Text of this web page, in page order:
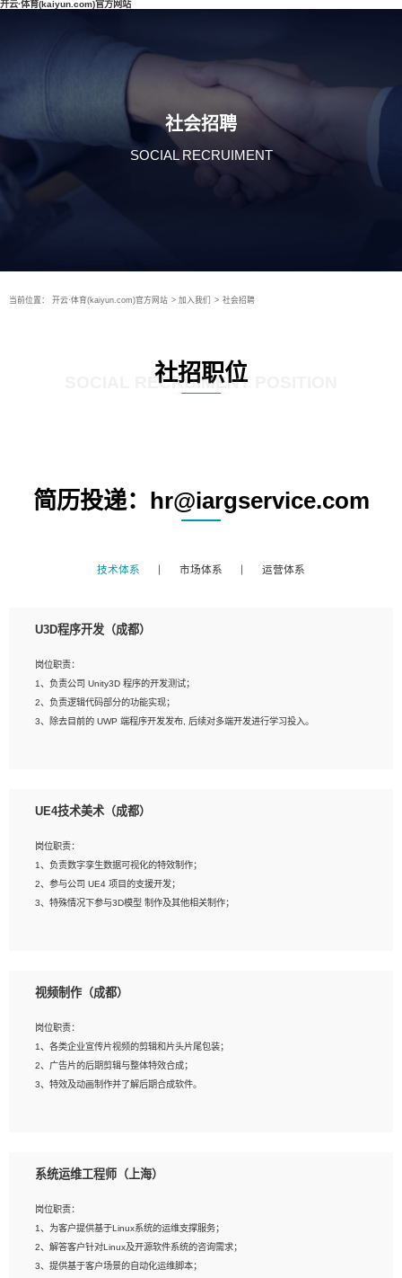
开云·体育(kaiyun.com)官方网站
社会招聘
SOCIAL RECRUIMENT
当前位置： 开云·体育(kaiyun.com)官方网站 > 加入我们 > 社会招聘
社招职位
SOCIAL RECRUIMENT POSITION
简历投递：hr@iargservice.com
技术体系 市场体系 运营体系
U3D程序开发（成都）
岗位职责：
1、负责公司 Unity3D 程序的开发测试；
2、负责逻辑代码部分的功能实现；
3、除去目前的 UWP 端程序开发发布, 后续对多端开发进行学习投入。
2、熟练掌握 Unity3D 程序开发，精通 C# 语言开发；
4、有良好的沟通能力和团队合作意识；
5、开发过 HoloLens 程序者优先。
UE4技术美术（成都）
岗位职责：
1、负责数字孪生数据可视化的特效制作；
2、参与公司 UE4 项目的支援开发；
3、特殊情况下参与3D模型 制作及其他相关制作；
上；
3、想象力丰富, 有一定的艺术审美深度；
4、有良好的场景特效搭建功底；
5、熟悉 3Ds Max 或者 Maya；
6、有良好的沟通能力和团队合作意识；
视频制作（成都）
岗位职责：
1、各类企业宣传片视频的剪辑和片头片尾包装；
2、广告片的后期剪辑与整体特效合成；
3、特效及动画制作并了解后期合成软件。
2、熟练使用After Effect、Photo Shop、熟练掌握视频剪辑和特效包装软件；
4、在剪辑上会思考，有一定编导思维；
5、踏实， 勤奋，愿意在工作中不断学习，提高自我；
6、能与同事友好相处。
系统运维工程师（上海）
岗位职责：
1、为客户提供基于Linux系统的运维支撑服务；
2、解答客户针对Linux及开源软件系统的咨询需求；
3、提供基于客户场景的自动化运维脚本；